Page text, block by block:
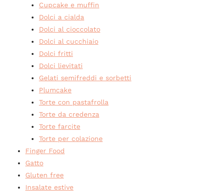
Cupcake e muffin
Dolci a cialda
Dolci al cioccolato
Dolci al cucchiaio
Dolci fritti
Dolci lievitati
Gelati semifreddi e sorbetti
Plumcake
Torte con pastafrolla
Torte da credenza
Torte farcite
Torte per colazione
Finger Food
Gatto
Gluten free
Insalate estive